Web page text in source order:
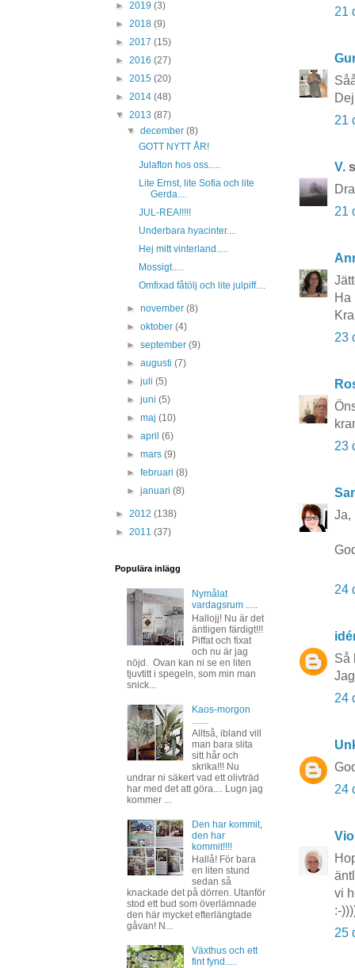
21
21
V.
21
Ha
23
23
Ja,
24
Så
24
24
vi
:-
25
► 2019 (3)
► 2018 (9)
► 2017 (15)
► 2016 (27)
► 2015 (20)
► 2014 (48)
▼ 2013 (87)
▼december(8)
GOTT NYTT ÅR!
Julafton hos oss.....
Lite Ernst, lite Sofia och lite
Gerda....
JUL-REA!!!!!
Underbara hyacinter....
Hej mitt vinterland.....
Mossigt.....
Omfixad fåtölj och lite julpiff....
►november(8)
►oktober(4)
►september(9)
►augusti(7)
►juli(5)
►juni(5)
►maj(10)
►april(6)
►mars(9)
►februari(8)
►januari(8)
► 2012 (138)
► 2011 (37)
Populära inlägg
Nymålat
vardagsrum .....
Hallojj! Nu är det
äntligen färdigt!!!
Piffat och fixat
och nu är jag
nöjd. Ovan kan ni se en liten
tjuvtitt i spegeln, som min man
snick...
Kaos-morgon
Alltså, ibland vill
man bara slita
sitt hår och
skrika!!! Nu
undrar ni säkert vad ett olivträd
har med det att göra.... Lugn jag
kommer ...
Den har kommit,
den har
kommit!!!!
Hallå! För bara
en liten stund
sedan så
knackade det på dörren. Utanför
stod ett bud som överlämnade
den här mycket efterlängtade
gåvan! N...
Växthus och ett
fint fynd.....